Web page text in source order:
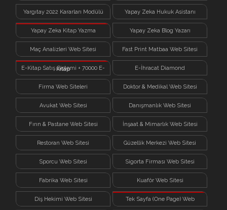
Yargıtay 2022 Kararları Modülü Yapay Zeka Hukuk Asistanı
Yapay Zeka Kitap Yazma
Sistemi
Yapay Zeka Blog Yazarı
Maç Analizleri Web Sitesi Fast Print Matbaa Web Sitesi
E-Kitap Satış Sistemi + 70000 E-
Kitap
E-İhracat Diamond
Firma Web Siteleri Doktor & Medikal Web Sitesi
Avukat Web Sitesi Danışmanlık Web Sitesi
Fırın & Pastane Web Sitesi İnşaat & Mimarlık Web Sitesi
Restoran Web Sitesi Güzellik Merkezi Web Sitesi
Sporcu Web Sitesi Sigorta Firması Web Sitesi
Fabrika Web Sitesi Kuaför Web Sitesi
Diş Hekimi Web Sitesi Tek Sayfa (One Page) Web